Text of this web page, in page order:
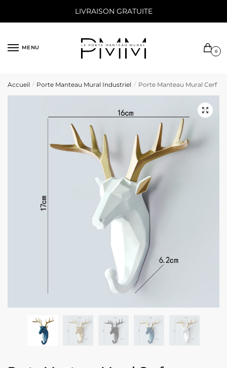
navigation
LIVRAISON GRATUITE
MENU
0
Accueil / Porte Manteau Mural Industriel / Porte Manteau Mural Cerf